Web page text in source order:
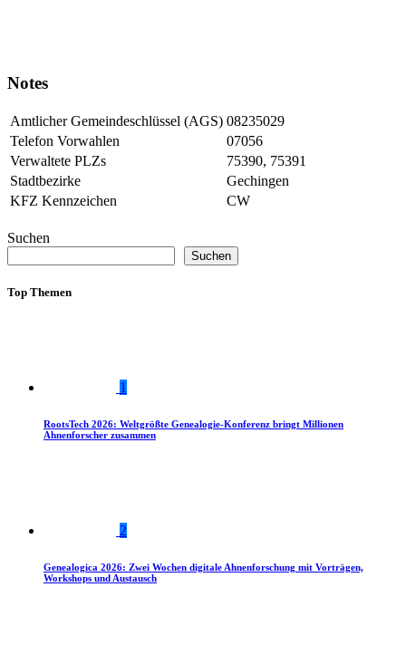
Notes
Amtlicher Gemeindeschlüssel (AGS) 08235029
Telefon Vorwahlen
07056
Verwaltete PLZs
75390, 75391
Stadtbezirke
Gechingen
KFZ Kennzeichen
CW
Suchen
Suchen
Top Themen
1
RootsTech 2026: Weltgrößte Genealogie-Konferenz bringt Millionen
Ahnenforscher zusammen
2
Genealogica 2026: Zwei Wochen digitale Ahnenforschung mit Vorträgen,
Workshops und Austausch